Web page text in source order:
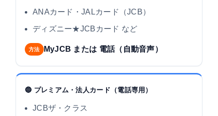
ANAカード・JALカード（JCB）
ディズニー★JCBカード など
方法 MyJCB または 電話（自動音声）
🔵 プレミアム・法人カード（電話専用）
JCBザ・クラス